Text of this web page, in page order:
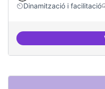
Dinamització i facilitació